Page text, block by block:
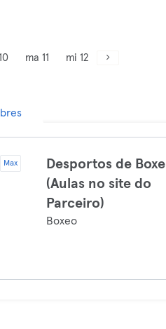
ma 11 mi 12
Max
Desportos de Boxe
(Aulas no site do
Parceiro)
Boxeo